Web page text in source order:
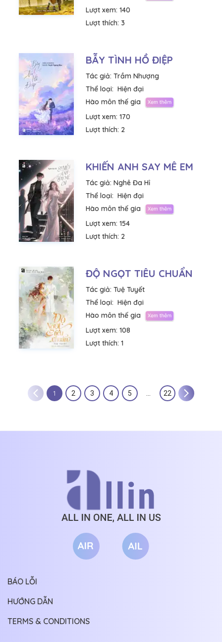
Lượt xem: 140
Lượt thích: 3
BẪY TÌNH HỒ ĐIỆP
Tác giả: Trầm Nhượng
Thể loại: Hiện đại
Hào môn thế gia
Lượt xem: 170
Lượt thích: 2
KHIẾN ANH SAY MÊ EM
Tác giả: Nghê Đa Hỉ
Thể loại: Hiện đại
Hào môn thế gia
Lượt xem: 154
Lượt thích: 2
ĐỘ NGỌT TIÊU CHUẨN
Tác giả: Tuệ Tuyết
Thể loại: Hiện đại
Hào môn thế gia
Lượt xem: 108
Lượt thích: 1
1 2 3 4 5 22
BÁO LỖI
HƯỚNG DẪN
TERMS & CONDITIONS